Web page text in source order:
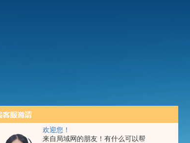
欢迎您！
来自局域网的朋友！有什么可以帮